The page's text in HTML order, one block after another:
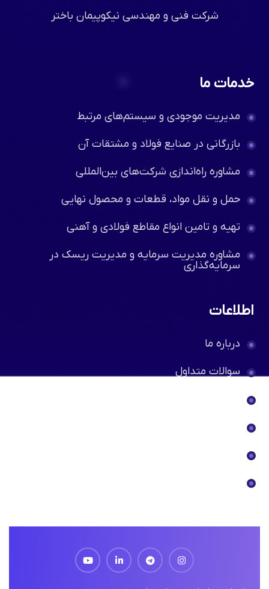
شرکت فنی و مهندسی نیکوپیمان باختر
خدمات ما
مدیریت موجودی و سیستم‌های مرتبط
بازرگانی در صنایع فولاد و مشتقات آن
مشاوره راه‌اندازی شرکت‌های بین‌المللی
حمل و نقل مواد، قطعات و محصول نهایی
تهیه و تامین انواع مقاطع فولادی و آهنی
مشاوره مدیریت سرمایه و مدیریت ریسک در
سرمایه‌گذاری
اطلاعات
درباره ما
سوالات متداول